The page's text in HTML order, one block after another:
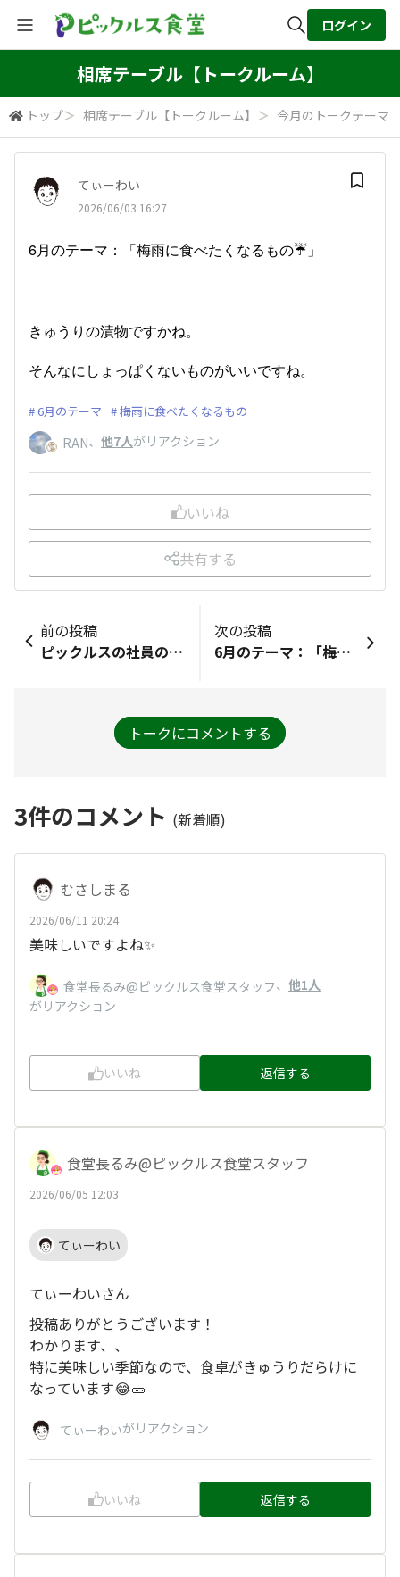
全体検索
検索
ログイン
相席テーブル【トークルーム】
トップ＞ 相席テーブル【トークルーム】 ＞ 今月のトークテーマ
てぃーわい
2026/06/03 16:27
6月のテーマ：「梅雨に食べたくなるもの☔」
きゅうりの漬物ですかね。
そんなにしょっぱくないものがいいですね。
6月のテーマ 梅雨に食べたくなるもの
RAN、 他7人がリアクション
いいね
共有する
前の投稿
ピックルスの社員の方、とても増えましたが今は何人位の社員の方がみえるのでしょうか？なにか社員の方々が増えるといろいろなお話が聞け、楽しみも増えますね！
次の投稿
6月のテーマ：「梅雨に食べたくなるもの☔」梅雨に食べたくなるものとしては、酢の物のように酸っぱい物、また、辛いものも欲しくなりますね。​ご飯がススムうま辛キムチ味 メッシュスナック をアレンジしてみました。たこ焼きの具材に入れてみました。（たこは入っていません。）​メッシュスナックは、ほぼ刺激を感じない程度の甘辛感で、辛さとしてはとても優しいレベルなのですが、通常のたこ焼きと比べると明らかに辛いという刺激は感じます。その辛さがじめっとした季節には心地よく感じます。
トークにコメントする
3件のコメント (新着順)
むさしまる
2026/06/11 20:24
美味しいですよね✨️
食堂長るみ@ピックルス食堂スタッフ、 他1人
がリアクション
いいね 返信する
食堂長るみ@ピックルス食堂スタッフ
2026/06/05 12:03
てぃーわい
てぃーわいさん
投稿ありがとうございます！
わかります、、
特に美味しい季節なので、食卓がきゅうりだらけに
なっています😂🥒
てぃーわいがリアクション
いいね 返信する